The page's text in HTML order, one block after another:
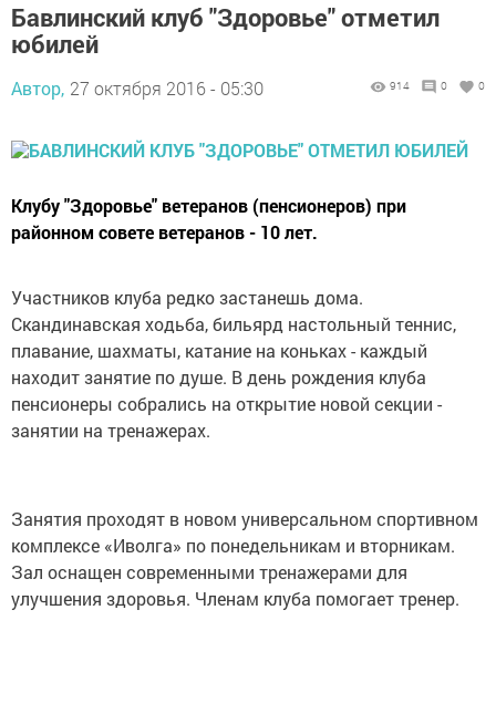
Бавлинский клуб "Здоровье" отметил
юбилей
Автор, 27 октября 2016 - 05:30 914 0 0
Клубу "Здоровье" ветеранов (пенсионеров) при
районном cовете ветеранов - 10 лет.
Участников клуба редко застанешь дома.
Скандинавская ходьба, бильярд настольный теннис,
плавание, шахматы, катание на коньках - каждый
находит занятие по душе. В день рождения клуба
пенсионеры собрались на открытие новой секции -
занятии на тренажерах.
Занятия проходят в новом универсальном спортивном
комплексе «Иволга» по понедельникам и вторникам.
Зал оснащен современными тренажерами для
улучшения здоровья. Членам клуба помогает тренер.